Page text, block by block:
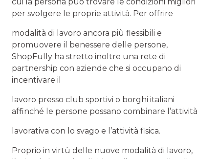
per svolgere le proprie attività. Per offrire
modalità di lavoro ancora più flessibili e
promuovere il benessere delle persone,
ShopFully ha stretto inoltre una rete di
partnership con aziende che si occupano di
incentivare il
lavoro presso club sportivi o borghi italiani
affinché le persone possano combinare l’attività
lavorativa con lo svago e l’attività fisica.
Proprio in virtù delle nuove modalità di lavoro,